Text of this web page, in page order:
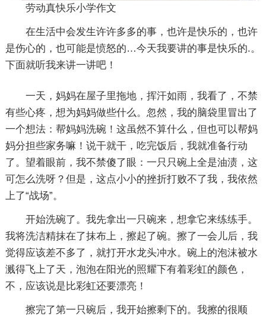
劳动真快乐小学作文
在生活中会发生许许多多的事，也许是快乐的，也许
是伤心的，也可能是愤怒的…今天我要讲的事是快乐的.。
下面就听我来讲一讲吧！
一天，妈妈在屋子里拖地，挥汗如雨，我看了，不禁
有些心疼，想为妈妈做些什么。忽然，我的脑袋里冒出了
一个想法：帮妈妈洗碗！这虽然不算什么，但也可以帮妈
妈分担些家务嘛！说干就干，吃完饭后，我就准备行动
了。望着眼前，我不禁傻了眼：一只只碗上全是油渍，这
可怎么洗呀？但是，这点小小的挫折打败不了我，我依然
上了“战场”。
开始洗碗了。我先拿出一只碗来，想拿它来练练手。
我将洗洁精抹在了抹布上，擦起了碗。擦了一会儿后，我
觉得应该差不多了，就打开水龙头冲水。碗上的泡沫被水
溅得飞上了天，泡泡在阳光的照耀下有着彩虹的颜色，
不，应该说是比彩虹还要漂亮！
擦完了第一只碗后，我开始擦剩下的。我擦的很顺